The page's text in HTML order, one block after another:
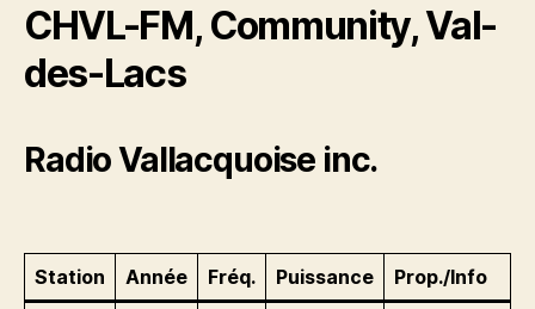
CHVL-FM, Community, Val-
des-Lacs
Radio Vallacquoise inc.
Station Année Fréq. Puissance Prop./Info